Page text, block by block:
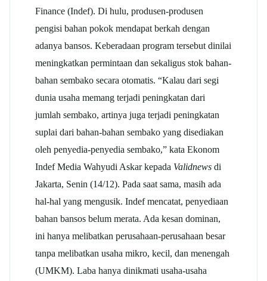
Finance (Indef). Di hulu, produsen-produsen
pengisi bahan pokok mendapat berkah dengan
adanya bansos. Keberadaan program tersebut dinilai
meningkatkan permintaan dan sekaligus stok bahan-
bahan sembako secara otomatis. “Kalau dari segi
dunia usaha memang terjadi peningkatan dari
jumlah sembako, artinya juga terjadi peningkatan
suplai dari bahan-bahan sembako yang disediakan
oleh penyedia-penyedia sembako,” kata Ekonom
Indef Media Wahyudi Askar kepada Validnews di
Jakarta, Senin (14/12). Pada saat sama, masih ada
hal-hal yang mengusik. Indef mencatat, penyediaan
bahan bansos belum merata. Ada kesan dominan,
ini hanya melibatkan perusahaan-perusahaan besar
tanpa melibatkan usaha mikro, kecil, dan menengah
(UMKM). Laba hanya dinikmati usaha-usaha